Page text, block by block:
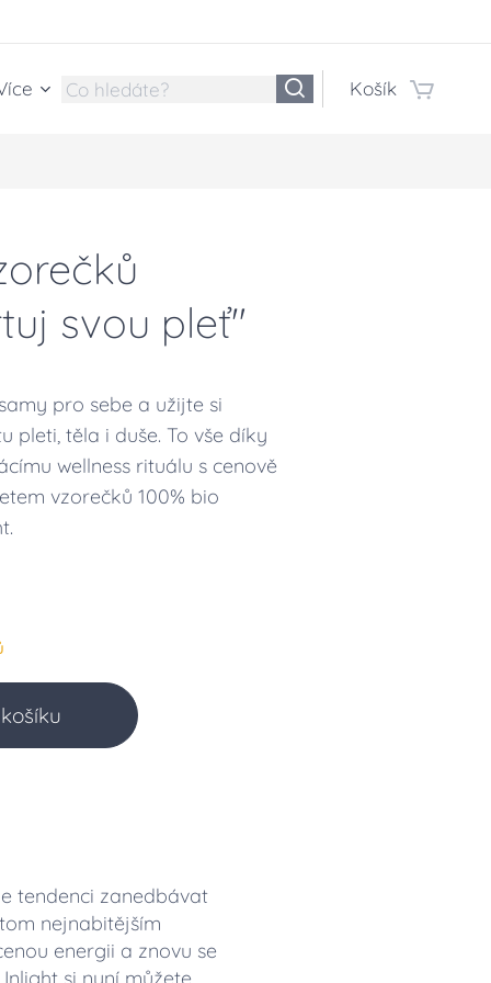
Košík
svou pleť"
pro sebe a užijte si
pleti, těla i duše. To vše díky
wellness rituálu s cenově
vzorečků 100% bio
tendenci zanedbávat
nejnabitějším
energii a znovu se